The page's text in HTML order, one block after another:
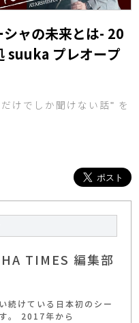
ャの未来とは- 20
suuka プレオープ
けでしか聞けない話" を
TIMES 編集部
続けている日本初のシー
。 2017年から